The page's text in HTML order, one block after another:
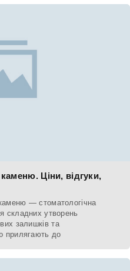
Ціни, відгуки,
— стоматологічна
складних утворень
залишків та
прилягають до